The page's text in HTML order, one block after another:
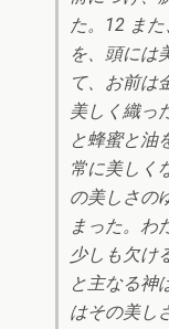
た。12 ま
を、頭には
て、お前は
美しく織っ
と蜂蜜と油
常に美しく
の美しさの
まった。わ
少しも欠け
と主なる神
はその美し